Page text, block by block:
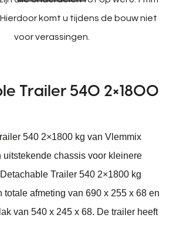
komt u tijdens de bouw niet
voor verassingen.
Trailer 540 2×1800
540 2×1800 kg van Vlemmix
uitstekende chassis voor kleinere
Trailer 540 2×1800 kg
totale afmeting van 690 x 255 x 68 en
van 540 x 245 x 68. De trailer heeft